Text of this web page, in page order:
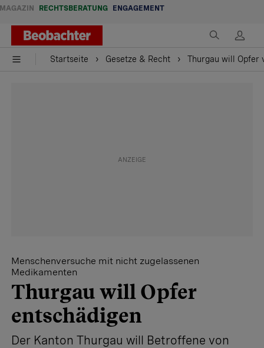
MAGAZIN RECHTSBERATUNG ENGAGEMENT
Startseite Gesetze & Recht Thurgau will Opfer
Menschenversuche mit nicht zugelassenen
Medikamenten
Thurgau will Opfer
entschädigen
Der Kanton Thurgau will Betroffene von